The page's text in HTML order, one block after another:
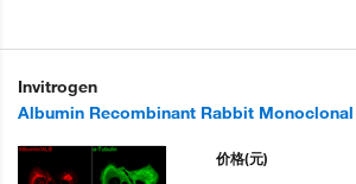
Invitrogen
Albumin Recombinant Rabbit
价格(元)